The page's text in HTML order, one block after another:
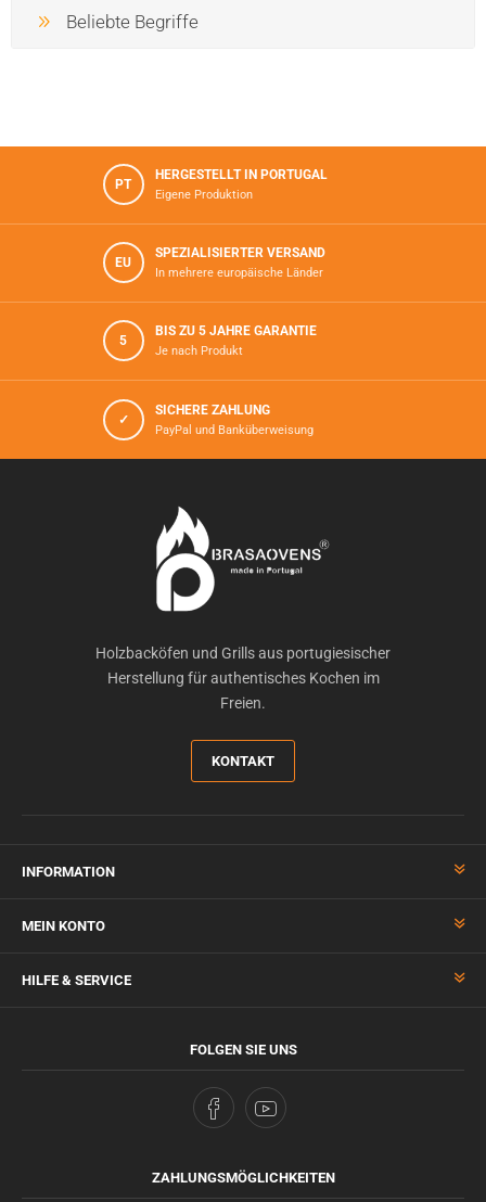
Beliebte Begriffe
PT
HERGESTELLT IN PORTUGAL
Eigene Produktion
EU
SPEZIALISIERTER VERSAND
In mehrere europäische Länder
5
BIS ZU 5 JAHRE GARANTIE
Je nach Produkt
✓
SICHERE ZAHLUNG
PayPal und Banküberweisung
Holzbacköfen und Grills aus portugiesischer
Herstellung für authentisches Kochen im
Freien.
KONTAKT
INFORMATION
MEIN KONTO
HILFE & SERVICE
FOLGEN SIE UNS
ZAHLUNGSMÖGLICHKEITEN